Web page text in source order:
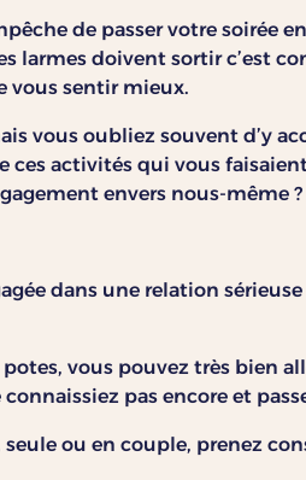
de passer votre soirée
larmes doivent sortir c’est
vous sentir mieux.
vous oubliez souvent d’y
activités qui vous
envers nous-même ?
dans une relation
vous pouvez très bien
pas encore et
ou en couple, prenez